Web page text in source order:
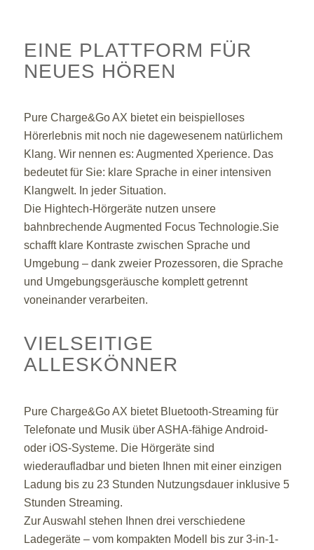
EINE PLATTFORM FÜR
NEUES HÖREN
Pure Charge&Go AX bietet ein beispielloses
Hörerlebnis mit noch nie dagewesenem natürlichem
Klang. Wir nennen es: Augmented Xperience. Das
bedeutet für Sie: klare Sprache in einer intensiven
Klangwelt. In jeder Situation.
Die Hightech-Hörgeräte nutzen unsere
bahnbrechende Augmented Focus Technologie.Sie
schafft klare Kontraste zwischen Sprache und
Umgebung – dank zweier Prozessoren, die Sprache
und Umgebungsgeräusche komplett getrennt
voneinander verarbeiten.
VIELSEITIGE
ALLESKÖNNER
Pure Charge&Go AX bietet Bluetooth-Streaming für
Telefonate und Musik über ASHA-fähige Android-
oder iOS-Systeme. Die Hörgeräte sind
wiederaufladbar und bieten Ihnen mit einer einzigen
Ladung bis zu 23 Stunden Nutzungsdauer inklusive 5
Stunden Streaming.
Zur Auswahl stehen Ihnen drei verschiedene
Ladegeräte – vom kompakten Modell bis zur 3-in-1-